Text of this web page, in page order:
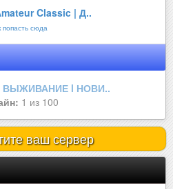
Classic | Д..
попасть сюда
ВЫЖИВАНИЕ l НОВИ..
1 из 100
ваш сервер